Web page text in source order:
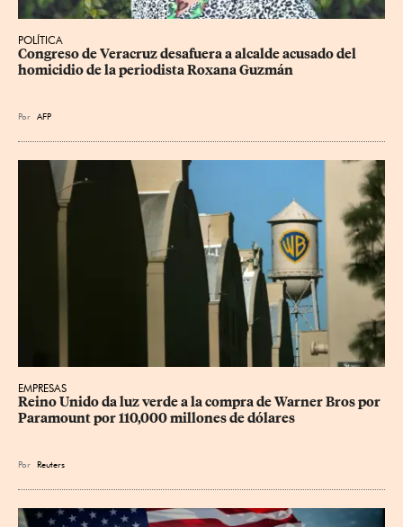
POLÍTICA
Congreso de Veracruz desafuera a alcalde acusado del
homicidio de la periodista Roxana Guzmán
Por AFP
EMPRESAS
Reino Unido da luz verde a la compra de Warner Bros por
Paramount por 110,000 millones de dólares
Por Reuters